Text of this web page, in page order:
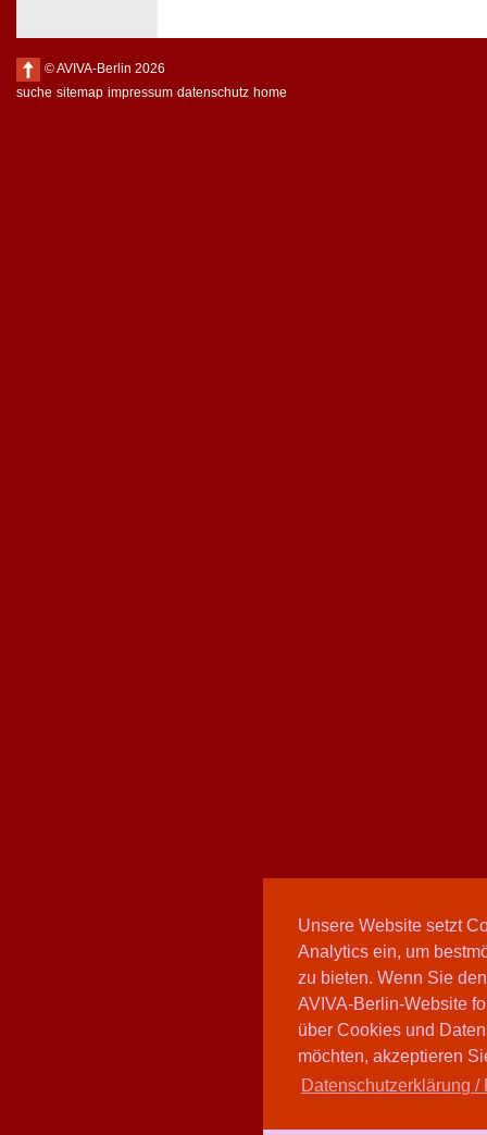
Unsere Website setzt
Analytics ein, um
zu bieten. Wenn Sie
AVIVA-Berlin-Website
über Cookies und
möchten, akzeptieren
Datenschutzerklärung /
© AVIVA-Berlin 2026
suche sitemap impressum datenschutz home